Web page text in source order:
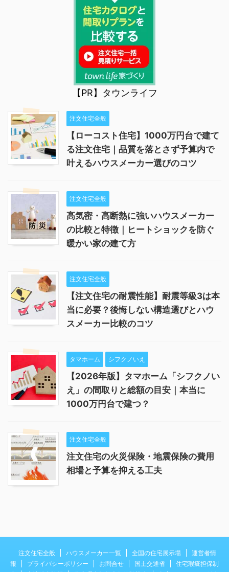
【PR】タウンライフ
注文住宅全般
【ローコスト住宅】1000万円台で建て
る注文住宅｜品質を落とさず予算内で
叶えるハウスメーカー選びのコツ
注文住宅全般
高気密・高断熱に強いハウスメーカー
の比較と特徴｜ヒートショックを防ぐ
暖かい家の建て方
注文住宅全般
【注文住宅の耐震性能】耐震等級3は本
当に必要？後悔しない構造選びとハウ
スメーカー比較のコツ
タマホーム シフクノいえ
【2026年版】タマホーム「シフクノい
え」の間取りと総額の目安｜本当に
1000万円台で建つ？
注文住宅全般
注文住宅の火災保険・地震保険の費用
相場と予算を抑える工夫
注文住宅全般 ハウスメーカー一覧 全国の住宅展示場
運営者情
報
プライバシーポリシー お問合せ 国土交通省
住宅瑕疵担保制